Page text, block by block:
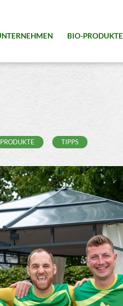
BIO-PRODUKTE
PRODUKTE TIPPS